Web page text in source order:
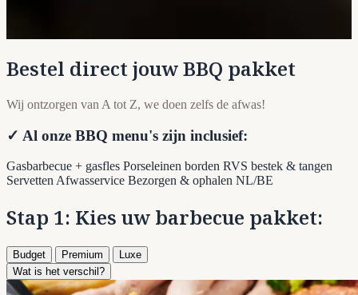
Bestel direct jouw BBQ pakket
Wij ontzorgen van A tot Z, we doen zelfs de afwas!
✓ Al onze BBQ menu's zijn inclusief:
Gasbarbecue + gasfles Porseleinen borden RVS bestek & tangen
ServettenAfwasservice Bezorgen & ophalen NL/BE
Stap 1: Kies uw barbecue pakket:
Budget Premium
Luxe
Wat is het verschil?